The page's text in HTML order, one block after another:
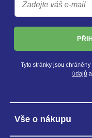
Tyto stránky jsou
údajů a
Vše o nákupu